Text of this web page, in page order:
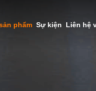
phẩm Sự kiện Liên hệ